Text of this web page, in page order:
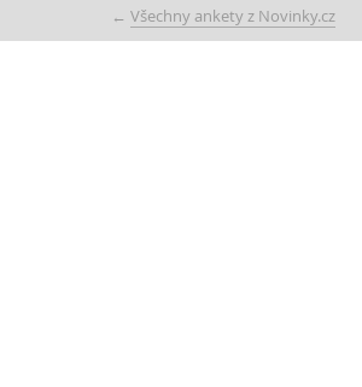
← Všechny ankety z Novinky.cz